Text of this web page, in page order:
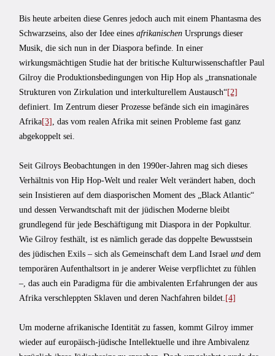
Bis heute arbeiten diese Genres jedoch auch mit einem Phantasma des
Schwarzseins, also der Idee eines afrikanischen Ursprungs dieser
Musik, die sich nun in der Diaspora befinde. In einer
wirkungsmächtigen Studie hat der britische Kulturwissenschaftler Paul
Gilroy die Produktionsbedingungen von Hip Hop als „transnationale
Strukturen von Zirkulation und interkulturellem Austausch“[2]
definiert. Im Zentrum dieser Prozesse befände sich ein imaginäres
Afrika[3]
, das vom realen Afrika mit seinen Probleme fast ganz
abgekoppelt sei.
Seit Gilroys Beobachtungen in den 1990er-Jahren mag sich dieses
Verhältnis von Hip Hop-Welt und realer Welt verändert haben, doch
sein Insistieren auf dem diasporischen Moment des „Black Atlantic“
und dessen Verwandtschaft mit der jüdischen Moderne bleibt
grundlegend für jede Beschäftigung mit Diaspora in der Popkultur.
Wie Gilroy festhält, ist es nämlich gerade das doppelte Bewusstsein
des jüdischen Exils – sich als Gemeinschaft dem Land Israel und dem
temporären Aufenthaltsort in je anderer Weise verpflichtet zu fühlen
–, das auch ein Paradigma für die ambivalenten Erfahrungen der aus
Afrika verschleppten Sklaven und deren Nachfahren bildet. [4]
Um moderne afrikanische Identität zu fassen, kommt Gilroy immer
wieder auf europäisch-jüdische Intellektuelle und ihre Ambivalenz